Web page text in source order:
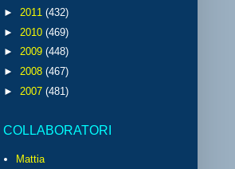
► 2011 (432)
► 2010 (469)
► 2009 (448)
► 2008 (467)
► 2007 (481)
COLLABORATORI
Mattia